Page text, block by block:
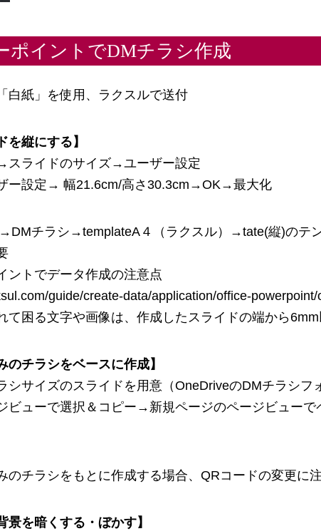
ポイントでDMチラシ作成
白紙」を使用、ラクスルで送付
を縦にする】
スライドのサイズ→ユーザー設定
ー設定→ 幅21.6cm/高さ30.3cm→OK→最大化
チラシ→templateA４（ラクスル）→tate(縦)のテ
ントでデータ作成の注意点
guide/create-data/application/office-
て困る文字や画像は、作成したスライドの端から6mm
のチラシをベースに作成】
シサイズのスライドを用意（OneDriveのDMチラシ
ビューで選択＆コピー→新規ページのページビュー
のチラシをもとに作成する場合、QRコードの変更に注
景を暗くする・ぼかす】